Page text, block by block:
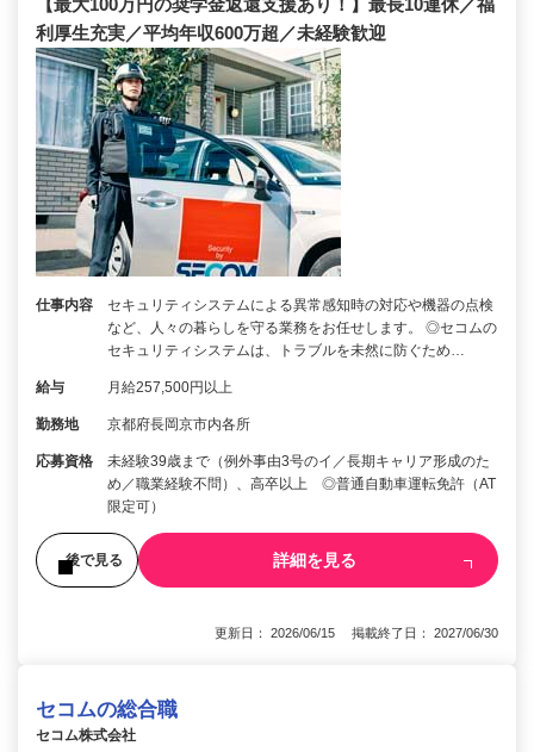
利厚生充実／平均年収600万超／未経験歓迎
仕事内容
セキュリティシステムによる異常感知時の対応や機器の点検
など、人々の暮らしを守る業務をお任せします。 ◎セコムの
セキュリティシステムは、トラブルを未然に防ぐため…
給与 月給257,500円以上
勤務地 京都府長岡京市内各所
応募資格
未経験39歳まで（例外事由3号のイ／長期キャリア形成のた
め／職業経験不問）、高卒以上 ◎普通自動車運転免許（AT
限定可）
後で見る 詳細を見る
更新日： 2026/06/15 掲載終了日： 2027/06/30
セコムの総合職
セコム株式会社